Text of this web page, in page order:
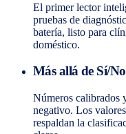
El primer lector
pruebas de
batería, listo para
doméstico.
Más allá de Sí/No
Números calibrados
negativo. Los
respaldan la